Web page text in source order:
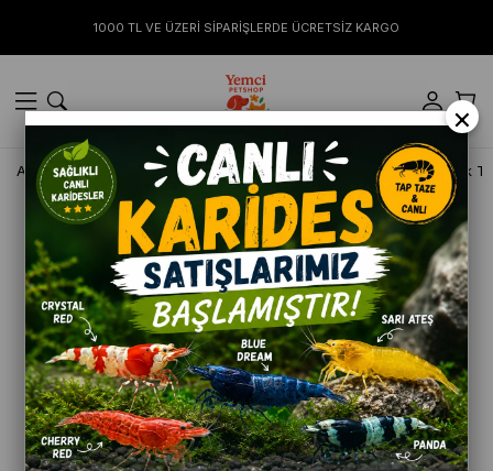
1000 TL VE ÜZERİ SİPARİŞLERDE ÜCRETSİZ KARGO
Anasayfa KEDİ Kuru Mamalar
×